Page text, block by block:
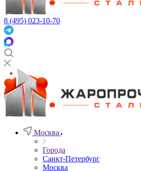
8 (495) 023-10-70
Москва
Города
Санкт-Петербург
Москва